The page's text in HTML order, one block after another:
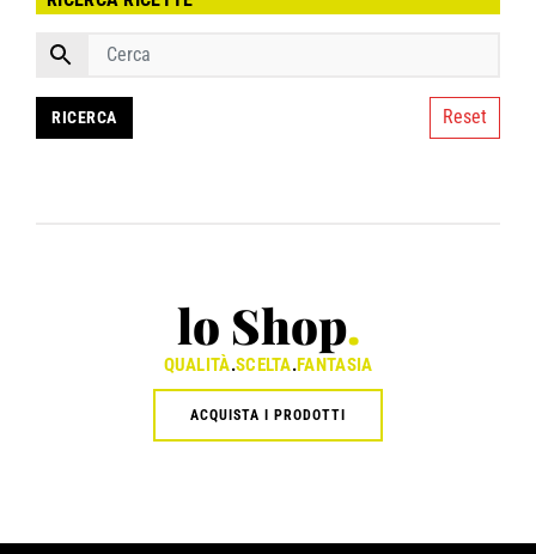
Reset
lo Shop.
QUALITÀ.SCELTA.FANTASIA
ACQUISTA I PRODOTTI